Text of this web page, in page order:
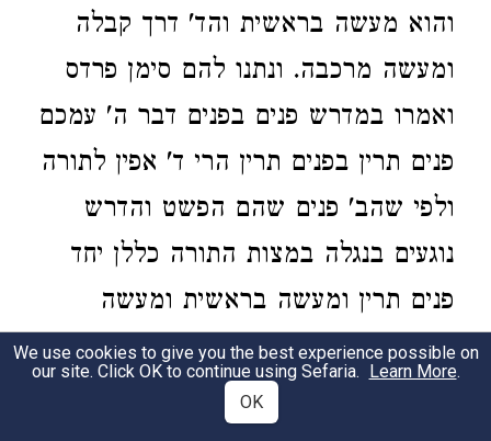
והוא מעשה בראשית והד' דרך קבלה
ומעשה מרכבה. ונתנו להם סימן פרדס
ואמרו במדרש פנים בפנים דבר ה' עמכם
פנים תרין בפנים תרין הרי ד' אפין לתורה
ולפי שהב' פנים שהם הפשט והדרש
נוגעים בנגלה במצות התורה כללן יחד
פנים תרין ומעשה בראשית ומעשה
מרכבה שהם בנסתר כללן יחד ג"כ בפנים
תרין והשתא דוד לא הזכיר רק הנגלה
We use cookies to give you the best experience possible on
our site. Click OK to continue using Sefaria. Learn More.
OK